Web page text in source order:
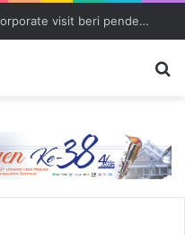
BGS beyond the boardroom: Corporate visit beri pendedahan dunia korporat kepada PELAJAR UUM